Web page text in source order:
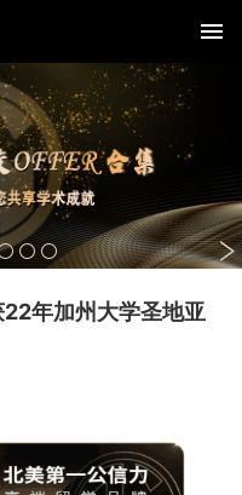
年加州大学圣地亚